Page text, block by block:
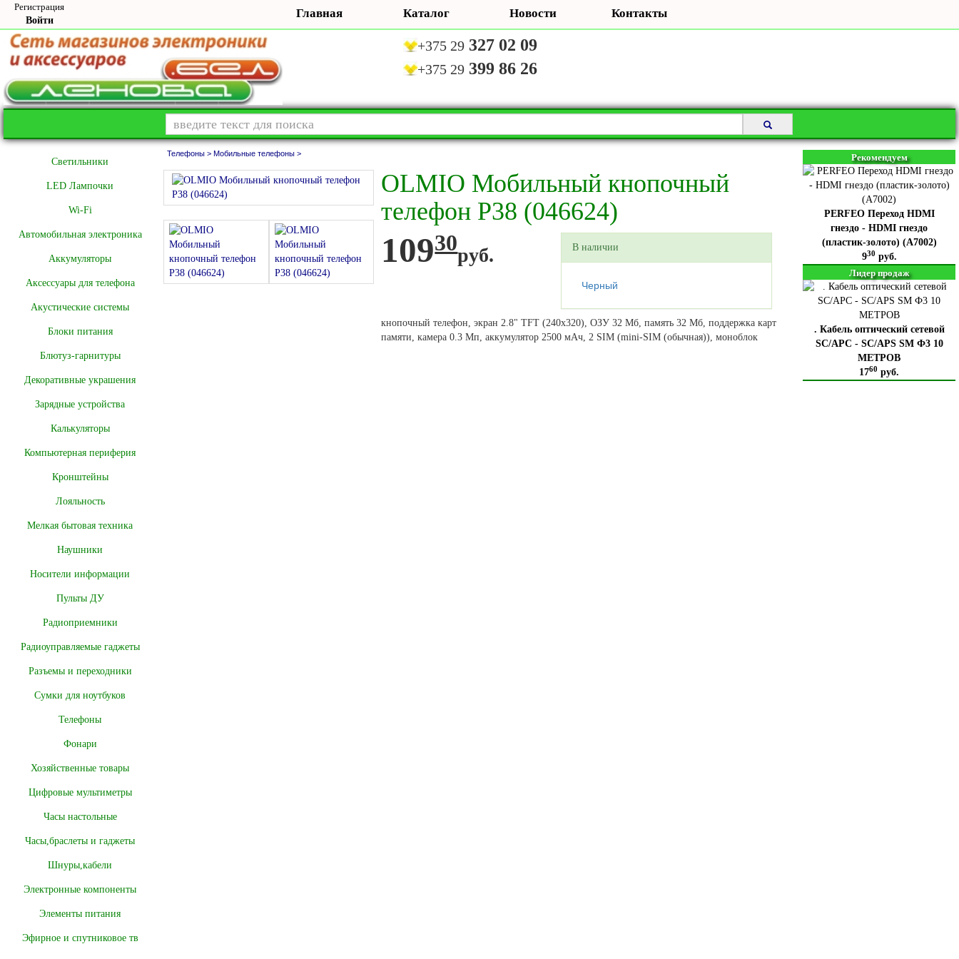
Регистрация
Войти
Главная Каталог Новости Контакты
+375 29 327 02 09
+375 29 399 86 26
Cветильники
LED Лампочки
Wi-Fi
Автомобильная электроника
Аккумуляторы
Аксессуары для телефона
Акустические системы
Блоки питания
Блютуз-гарнитуры
Декоративные украшения
Зарядные устройства
Калькуляторы
Компьютерная периферия
Кронштейны
Лояльность
Мелкая бытовая техника
Наушники
Носители информации
Пульты ДУ
Радиоприемники
Радиоуправляемые гаджеты
Разъемы и переходники
Сумки для ноутбуков
Телефоны
Фонари
Хозяйственные товары
Цифровые мультиметры
Часы настольные
Часы,браслеты и гаджеты
Шнуры,кабели
Электронные компоненты
Элементы питания
Эфирное и спутниковое тв
Телефоны > Мобильные телефоны >
OLMIO Мобильный кнопочный
телефон P38 (046624)
10930руб. В наличии
Черный
кнопочный телефон, экран 2.8" TFT (240x320), ОЗУ 32 Мб, память 32 Мб, поддержка карт
памяти, камера 0.3 Мп, аккумулятор 2500 мАч, 2 SIM (mini-SIM (обычная)), моноблок
Рекомендуем
PERFEO Переход HDMI
гнездо - HDMI гнездо
(пластик-золото) (A7002)
930 руб.
Лидер продаж
. Кабель оптический сетевой
SC/APC - SC/APS SM Ф3 10
МЕТРОВ
1760 руб.